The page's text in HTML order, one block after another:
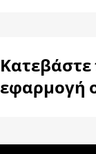
Κατεβάστε
εφαρμογή